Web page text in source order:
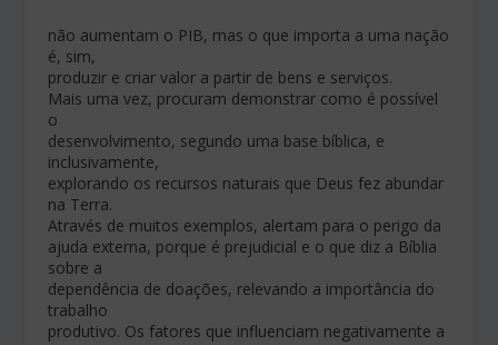
não aumentam o PIB, mas o que importa a uma nação
é, sim,
produzir e criar valor a partir de bens e serviços.
Mais uma vez, procuram demonstrar como é possível
o
desenvolvimento, segundo uma base bíblica, e
inclusivamente,
explorando os recursos naturais que Deus fez abundar
na Terra.
Através de muitos exemplos, alertam para o perigo da
ajuda externa, porque é prejudicial e o que diz a Bíblia
sobre a
dependência de doações, relevando a importância do
trabalho
produtivo. Os fatores que influenciam negativamente a